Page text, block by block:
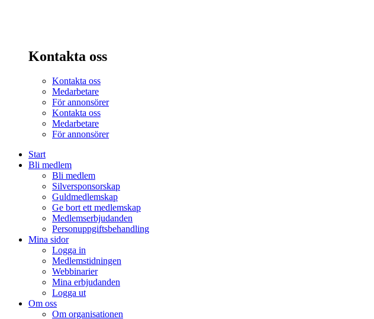
Kontakta oss
Kontakta oss
Medarbetare
För annonsörer
Kontakta oss
Medarbetare
För annonsörer
Start
Bli medlem
Bli medlem
Silversponsorskap
Guldmedlemskap
Ge bort ett medlemskap
Medlemserbjudanden
Personuppgiftsbehandling
Mina sidor
Logga in
Medlemstidningen
Webbinarier
Mina erbjudanden
Logga ut
Om oss
Om organisationen